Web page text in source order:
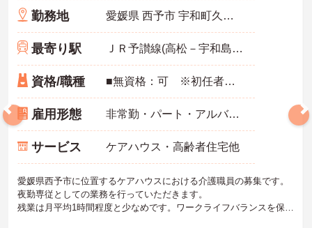
勤務地 愛媛県 西予市 宇和町久枝甲1434-1
最寄り駅 ＪＲ予讃線(高松－宇和島)「卯之町駅」バス・車5分
資格/職種 ■無資格：可 ※初任者研修・実務者研修・介護福祉士：いずれかあれば尚可 ■実務経験：必須（少しでもあれば可）
雇用形態 非常勤・パート・アルバイト
サービス ケアハウス・高齢者住宅他
愛媛県西予市に位置するケアハウスにおける介護職員の募集です。
夜勤専従としての業務を行っていただきます。
残業は月平均1時間程度と少なめです。ワークライフバランスを保ち